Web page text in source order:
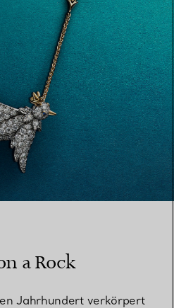
a Rock
Jahrhundert verkörpert